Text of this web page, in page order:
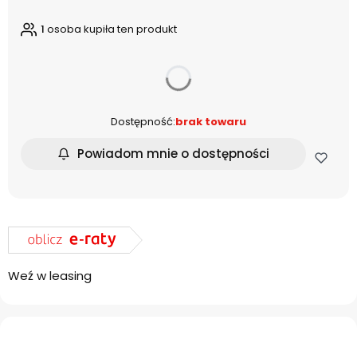
1 osoba kupiła ten produkt
Dostępność:brak towaru
Powiadom mnie o dostępności
Weź w leasing